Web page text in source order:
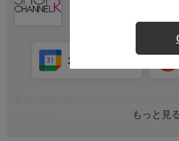
もっと見る
カレンダー登録